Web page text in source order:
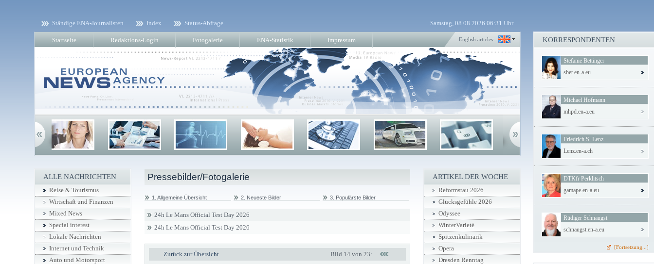
Ständige ENA-Journalisten Index Status-Abfrage Samstag, 08.08.2026 06:31 Uhr
Startseite Redaktions-Login Fotogalerie ENA-Statistik Impressum English articles:
Pressebilder/Fotogalerie
1. Allgemeine Übersicht 2. Neueste Bilder 3. Populärste Bilder
24h Le Mans Official Test Day 2026
24h Le Mans Official Test Day 2026
Zurück zur Übersicht Bild 14 von 23:
ALLE NACHRICHTEN
Reise & Tourismus
Wirtschaft und Finanzen
Mixed News
Special interest
Lokale Nachrichten
Internet und Technik
Auto und Motorsport
ARTIKEL DER WOCHE
Reformstau 2026
Glücksgefühle 2026
Odyssee
WinterVarieté
Spitzenkulinarik
Opera
Dresden Renntag
KORRESPONDENTEN
Stefanie Bettinger
sbet.en-a.eu
Michael Hofmann
mhpd.en-a.eu
Friedrich S. Lenz
Lenz.en-a.ch
DTKfr Perklitsch
gamape.en-a.eu
Rüdiger Schnaugst
schnaugst.en-a.eu
[Fortsetzung...]